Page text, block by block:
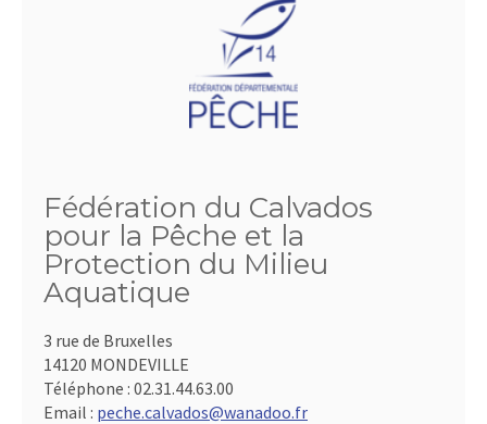
Fédération du Calvados
pour la Pêche et la
Protection du Milieu
Aquatique
3 rue de Bruxelles
14120 MONDEVILLE
Téléphone : 02.31.44.63.00
Email : peche.calvados@wanadoo.fr